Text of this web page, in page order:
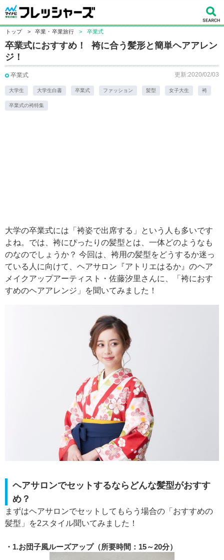
トップ > 卒業・卒業旅行 > 卒業式
卒業式におすすめ！ 袴に合う髪形と簡単ヘアアレン
ジ！
卒業式 更新:2020/02/03
大学生 大学生白書 卒業式 ファッション 髪型 女子大生 袴
卒業式の袴特集
大学の卒業式には「袴姿で出席する」という人も多いです
よね。では、袴にぴったりの髪型とは、一体どのようなも
のなのでしょうか？ 今回は、袴用の髪型をどうするか迷っ
ている人に向けて、ヘアサロン『アトリエはるか』のヘア
メイクアップアーティスト・佐藤汐里さんに、「袴におす
すめのヘアアレンジ」を聞いてみました！
ヘアサロンでセットするならどんな髪型がおすす
め？
まずはヘアサロンでセットしてもらう場合の「おすすめの
髪型」を2スタイル聞いてみました！
1.お団子風ルーズアップ（所要時間：15～20分）